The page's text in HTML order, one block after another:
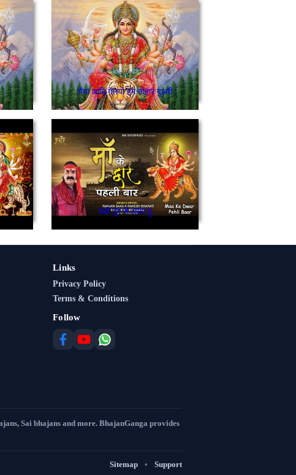
मैया आबि गेलयो हम तोहार दुअरी
बड़ी दूर से आया हु
Links
Privacy Policy
Terms & Conditions
Follow
Sai bhajans and more. BhajanGanga provides
Sitemap • Support